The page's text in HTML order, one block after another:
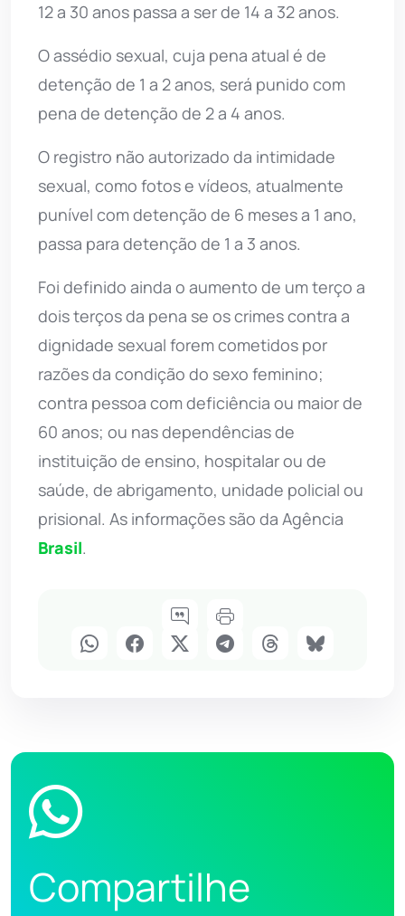
12 a 30 anos passa a ser de 14 a 32 anos.
O assédio sexual, cuja pena atual é de
detenção de 1 a 2 anos, será punido com
pena de detenção de 2 a 4 anos.
O registro não autorizado da intimidade
sexual, como fotos e vídeos, atualmente
punível com detenção de 6 meses a 1 ano,
passa para detenção de 1 a 3 anos.
Foi definido ainda o aumento de um terço a
dois terços da pena se os crimes contra a
dignidade sexual forem cometidos por
razões da condição do sexo feminino;
contra pessoa com deficiência ou maior de
60 anos; ou nas dependências de
instituição de ensino, hospitalar ou de
saúde, de abrigamento, unidade policial ou
prisional. As informações são da Agência
Brasil.
Compartilhe